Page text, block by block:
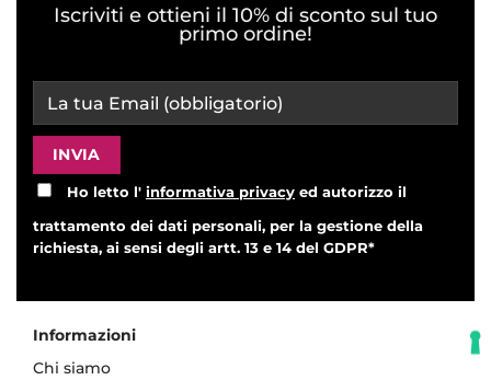
Iscriviti e ottieni il 10% di sconto sul tuo
primo ordine!
Ho letto l' informativa privacy ed autorizzo il
trattamento dei dati personali, per la gestione della
richiesta, ai sensi degli artt. 13 e 14 del GDPR*
Informazioni
Chi siamo